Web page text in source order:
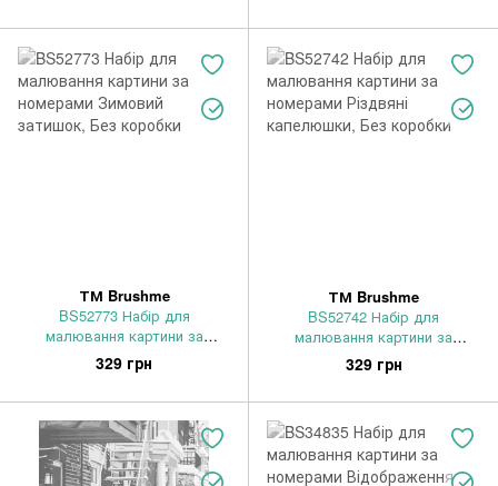
ТМ Brushme
BS52773 Набір для
малювання картини за
номерами Зимовий затишок,
Без коробки
329 грн
ТМ Brushme
BS52742 Набір для
малювання картини за
номерами Різдвяні
капелюшки, Без коробки
329 грн